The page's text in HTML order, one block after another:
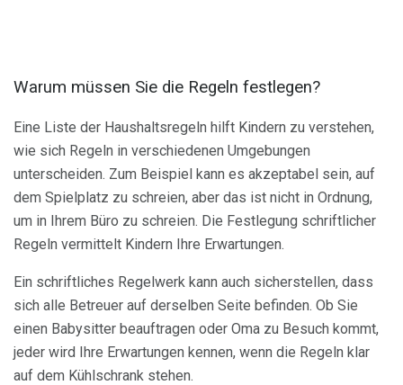
Warum müssen Sie die Regeln festlegen?
Eine Liste der Haushaltsregeln hilft Kindern zu verstehen,
wie sich Regeln in verschiedenen Umgebungen
unterscheiden. Zum Beispiel kann es akzeptabel sein, auf
dem Spielplatz zu schreien, aber das ist nicht in Ordnung,
um in Ihrem Büro zu schreien. Die Festlegung schriftlicher
Regeln vermittelt Kindern Ihre Erwartungen.
Ein schriftliches Regelwerk kann auch sicherstellen, dass
sich alle Betreuer auf derselben Seite befinden. Ob Sie
einen Babysitter beauftragen oder Oma zu Besuch kommt,
jeder wird Ihre Erwartungen kennen, wenn die Regeln klar
auf dem Kühlschrank stehen.